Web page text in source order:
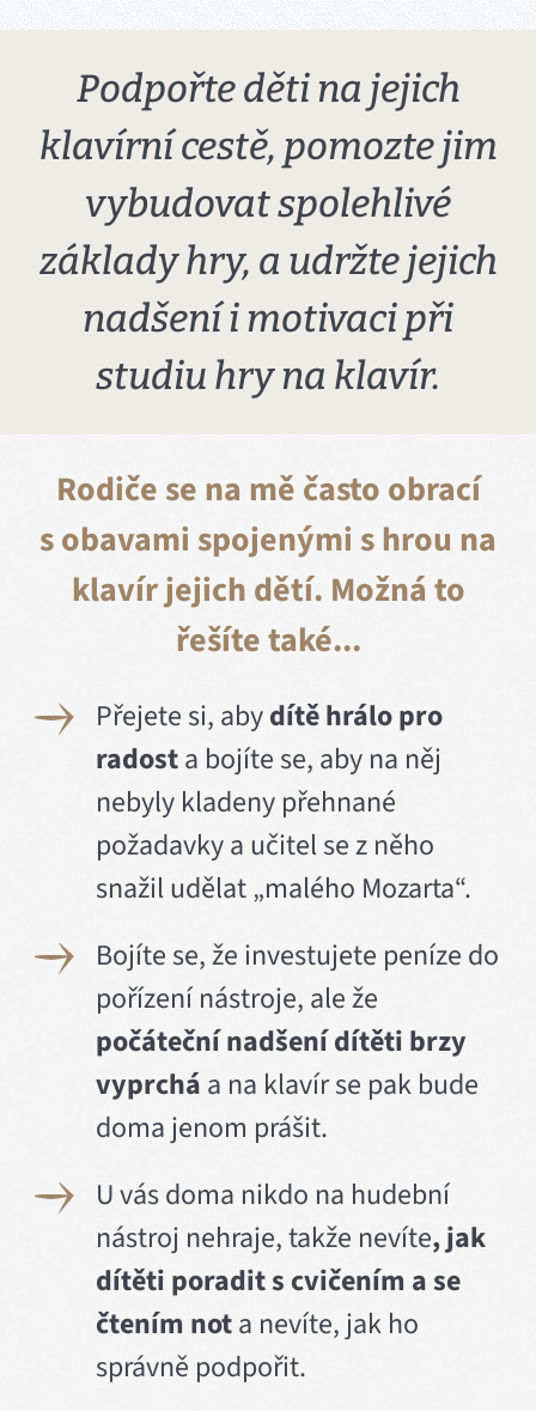
Podpořte děti na jejich
klavírní cestě, pomozte jim
vybudovat spolehlivé
základy hry, a udržte jejich
nadšení i motivaci při
studiu hry na klavír.
Rodiče se na mě často obrací
s obavami spojenými s hrou na
klavír jejich dětí. Možná to
řešíte také...
Přejete si, abydítě hrálo pro
radosta bojíte se, aby na něj
nebyly kladeny přehnané
požadavky a učitel se z něho
snažil udělat „malého Mozarta“.
Bojíte se, že investujete peníze do
pořízení nástroje, ale že
počáteční nadšení dítěti brzy
vyprchá a na klavír se pak bude
doma jenom prášit.
U vás doma nikdo na hudební
nástroj nehraje, takže nevíte, jak
dítěti poradit s cvičením a se
čtením nota nevíte, jak ho
správně podpořit.